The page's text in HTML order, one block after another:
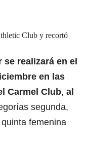
Club y recortó
realizará en el
en las
Carmel Club, al
segunda,
femenina